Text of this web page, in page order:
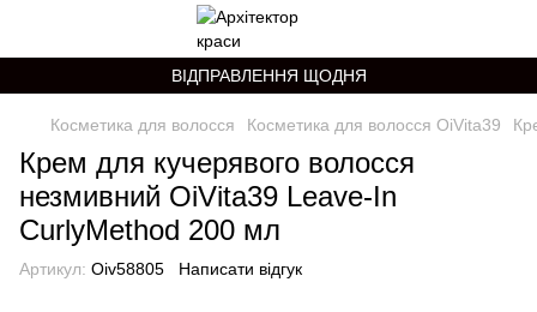
ВІДПРАВЛЕННЯ ЩОДНЯ
Косметика для волосся Косметика для волосся OiVita39
Крем для кучерявого волосся
незмивний OiVita39 Leave-In
CurlyMethod 200 мл
Артикул: Oiv58805 Написати відгук